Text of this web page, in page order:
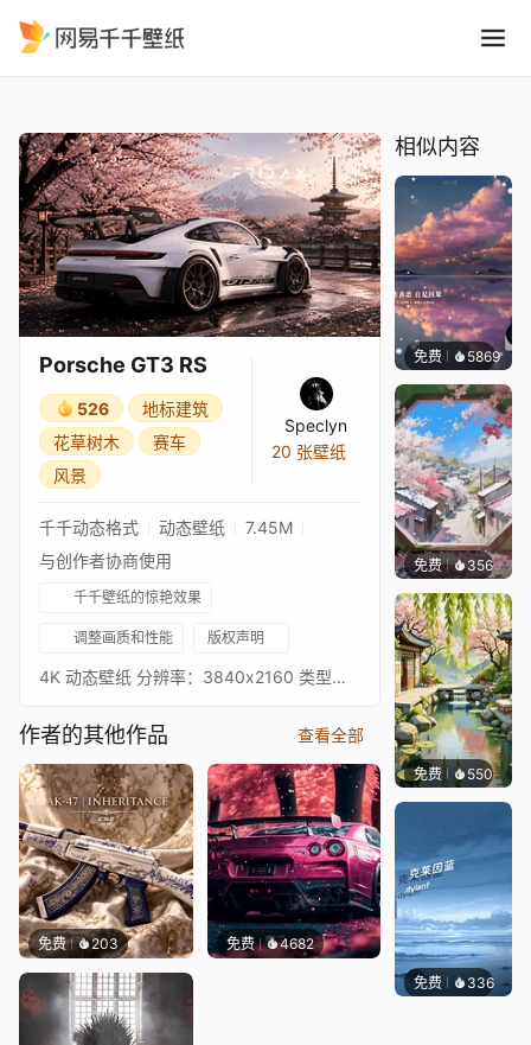
Porsche GT3 RS
526
地标建筑
花草树木
赛车
风景
Speclyn
20 张壁纸
千千动态格式 动态壁纸
7.45M
与创作者协商使用
千千壁纸的惊艳效果
调整画质和性能 版权声明
4K 动态壁纸 分辨率：3840x2160 类型：汽车 循环：是 低 GPU 使用率 如果你喜欢这款壁纸，请用⭐评分。更多动态壁纸即将推出。
作者的其他作品 查看全部
免费 203 免费 4682
相似内容
免费 5869冰茶
免费 356渔小小
免费 550渔小小
免费 336冰茶Ln